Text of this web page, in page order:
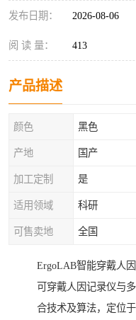
发布日期： 2026-08-06
阅 读 量： 413
产品描述
颜色 黑色
产地 国产
加工定制 是
适用领域 科研
可售卖地 全国
ErgoLAB智能穿戴人
可穿戴人因记录仪与
合技术及算法，定位